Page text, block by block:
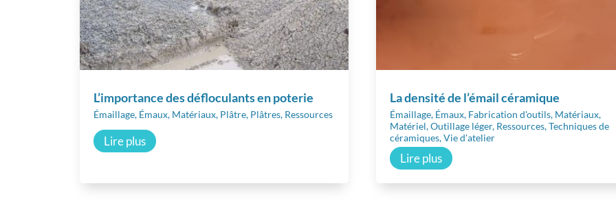
L’importance des défloculants en poterie
Émaillage, Émaux, Matériaux, Plâtre, Plâtres, Ressources
Lire plus
La densité de l’émail céramique
Émaillage, Émaux, Fabrication d'outils, Matériaux,
Matériel,Outillage léger, Ressources,Techniques de
céramiques,Vie d'atelier
Lire plus